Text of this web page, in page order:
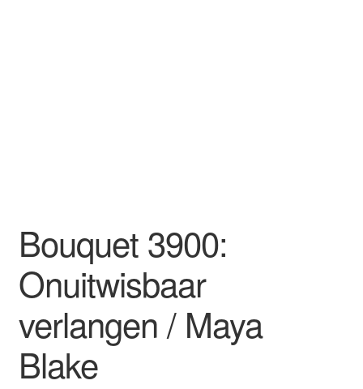
Bouquet 3900:
Onuitwisbaar
verlangen / Maya
Blake